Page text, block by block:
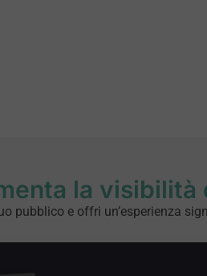
la visibilità
pubblico e offri un’esperienza